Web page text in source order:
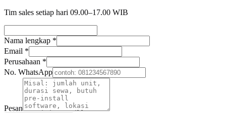
Tim sales setiap hari 09.00–17.00 WIB
Nama lengkap *
Email *
Perusahaan *
No. WhatsApp
Pesan